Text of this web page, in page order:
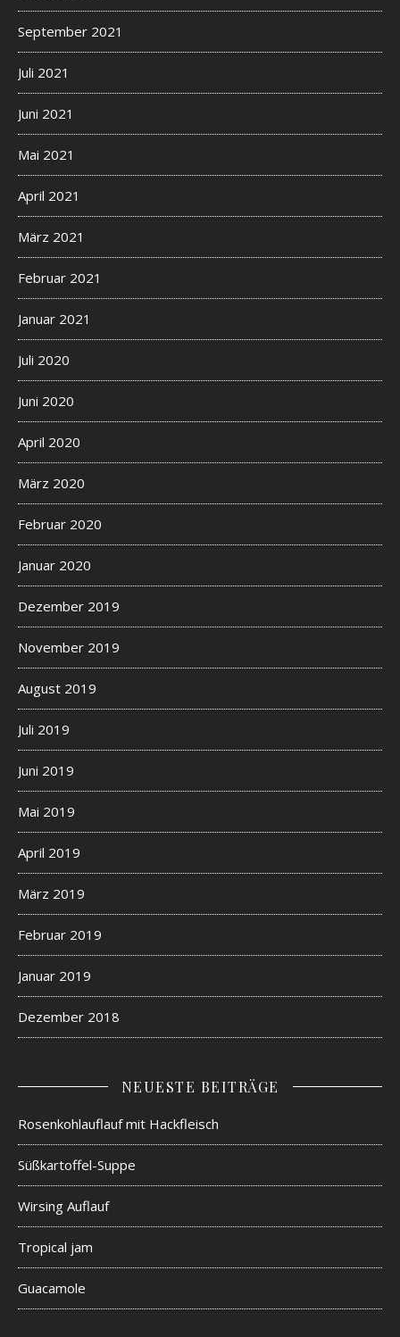
September 2021
Juli 2021
Juni 2021
Mai 2021
April 2021
März 2021
Februar 2021
Januar 2021
Juli 2020
Juni 2020
April 2020
März 2020
Februar 2020
Januar 2020
Dezember 2019
November 2019
August 2019
Juli 2019
Juni 2019
Mai 2019
April 2019
März 2019
Februar 2019
Januar 2019
Dezember 2018
NEUESTE BEITRÄGE
Rosenkohlauflauf mit Hackfleisch
Süßkartoffel-Suppe
Wirsing Auflauf
Tropical jam
Guacamole